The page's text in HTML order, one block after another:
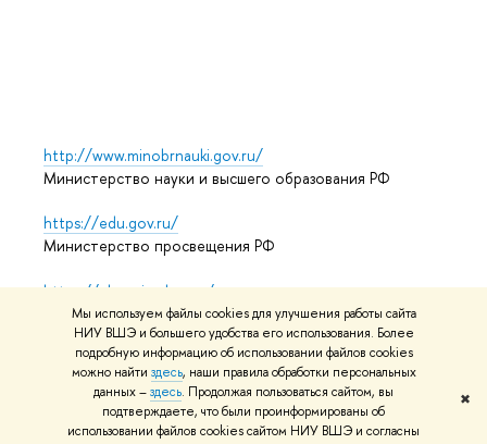
Мы используем файлы cookies для улучшения работы сайта
НИУ ВШЭ и большего удобства его использования. Более
подробную информацию об использовании файлов cookies
можно найти здесь, наши правила обработки персональных
данных –здесь. Продолжая пользоваться сайтом, вы
подтверждаете, что были проинформированы об
использовании файлов cookies сайтом НИУ ВШЭ и согласны
✖
http://www.minobrnauki.gov.ru/
Министерство науки и высшего образования РФ
https://edu.gov.ru/
Министерство просвещения РФ
https://elearning.hse.ru/mooc
Массовые открытые онлайн-курсы
© НИУ ВШЭ 1993–2026 Адреса и контактыУсловия
использования материаловПолитика конфиденциальности
Карта сайта